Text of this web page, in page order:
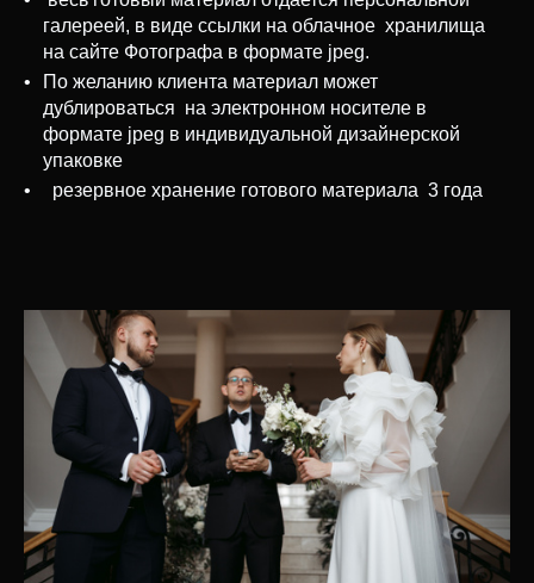
галереей, в виде ссылки на облачное хранилища
на сайте Фотографа в формате jpeg.
По желанию клиента материал может
дублироваться на электронном носителе в
формате jpeg в индивидуальной дизайнерской
упаковке
резервное хранение готового материала 3 года